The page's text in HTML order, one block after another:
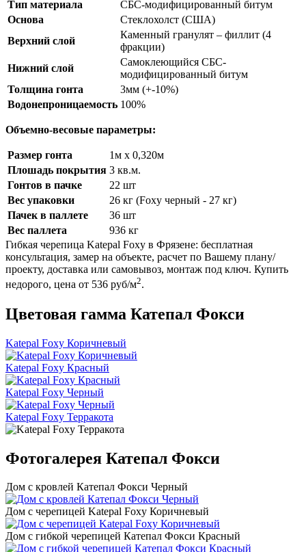
Тип материала
СБС-модифицированный битум
Основа
Стеклохолст (США)
Верхний слой
Каменный гранулят – филлит (4
фракции)
Нижний слой
Самоклеющийся СБС-
модифицированный битум
Толщина гонта
3мм (+-10%)
Водонепроницаемость 100%
Объемно-весовые параметры:
Размер гонта
1м х 0,320м
Плошадь покрытия 3 кв.м.
Гонтов в пачке
22 шт
Вес упаковки
26 кг (Foxy черный - 27 кг)
Пачек в паллете
36 шт
Вес паллета
936 кг
Гибкая черепица Katepal Foxy в Фрязене: бесплатная
консультация, замер на объекте, расчет по Вашему плану/
проекту, доставка или самовывоз, монтаж под ключ. Купить
недорого, цена от 536 руб/м2.
Цветовая гамма Катепал Фокси
Katepal Foxy Коричневый
Katepal Foxy Красный
Katepal Foxy Черный
Katepal Foxy Терракота
Фотогалерея Катепал Фокси
Дом с кровлей Катепал Фокси Черный
Дом с черепицей Katepal Foxy Коричневый
Дом с гибкой черепицей Катепал Фокси Красный